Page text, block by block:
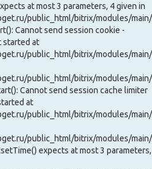
at most 3 parameters, 4 given in
public_html/bitrix/modules/
Cannot send session cookie -
started at
public_html/bitrix/modules/
public_html/bitrix/modules/
Cannot send session cache limiter
at
public_html/bitrix/modules/
public_html/bitrix/modules/
expects at most 3 parameters,